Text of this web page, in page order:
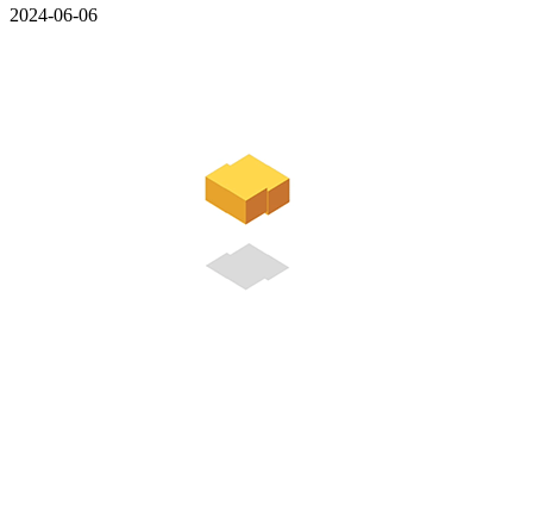
2024-06-06